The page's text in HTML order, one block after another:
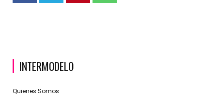
INTERMODELO
Quienes Somos